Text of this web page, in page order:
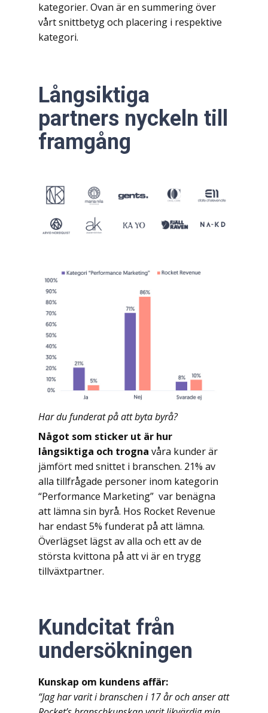
kategorier. Ovan är en summering över
vårt snittbetyg och placering i respektive
kategori.
Långsiktiga
partners nyckeln till
framgång
Har du funderat på att byta byrå?
Något som sticker ut är hur
långsiktiga och trogna våra kunder är
jämfört med snittet i branschen. 21% av
alla tillfrågade personer inom kategorin
“Performance Marketing” var benägna
att lämna sin byrå. Hos Rocket Revenue
har endast 5% funderat på att lämna.
Överlägset lägst av alla och ett av de
största kvittona på att vi är en trygg
tillväxtpartner.
Kundcitat från
undersökningen
Kunskap om kundens affär:
“Jag har varit i branschen i 17 år och anser att